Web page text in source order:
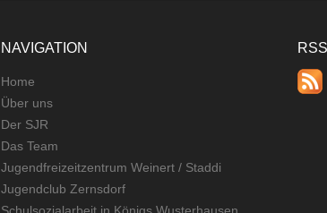
NAVIGATION
Home
Über uns
Der SJR
Das Team
Jugendfreizeitzentrum Weinert / Staddi
Jugendclub Zernsdorf
Schulsozialarbeit in Königs Wusterhausen